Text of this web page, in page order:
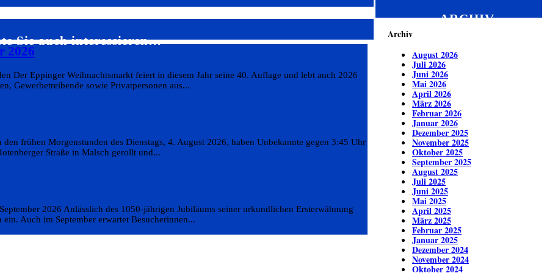
Sie auch interessieren…
2026
Der Eppinger Weihnachtsmarkt feiert in diesem Jahr seine 40. Auflage und lebt auch 2026
Gewerbetreibende sowie Privatpersonen aus...
frühen Morgenstunden des Dienstags, 4. August 2026, haben Unbekannte gegen 3:45 Uhr
Straße in Malsch gerollt und...
2026 Anlässlich des 1050-jährigen Jubiläums seiner urkundlichen Ersterwähnung
Auch im September erwartet Besucherinnen...
ARCHIV
Archiv
August 2026
Juli 2026
Juni 2026
Mai 2026
April 2026
März 2026
Februar 2026
Januar 2026
Dezember 2025
November 2025
Oktober 2025
September 2025
August 2025
Juli 2025
Juni 2025
Mai 2025
April 2025
März 2025
Februar 2025
Januar 2025
Dezember 2024
November 2024
Oktober 2024